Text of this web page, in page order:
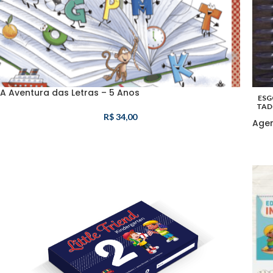
A Aventura das Letras – 5 Anos
R$34,00